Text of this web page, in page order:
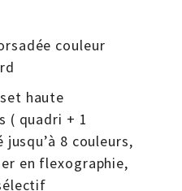
couleur
haute
( quadri + 1
8 couleurs,
en flexographie,